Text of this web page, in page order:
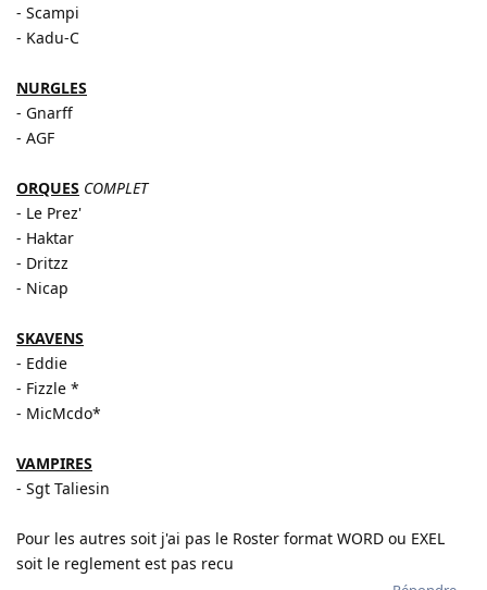
- Scampi
- Kadu-C
NURGLES
- Gnarff
- AGF
ORQUES COMPLET
- Le Prez'
- Haktar
- Dritzz
- Nicap
SKAVENS
- Eddie
- Fizzle *
- MicMcdo*
VAMPIRES
- Sgt Taliesin
Pour les autres soit j'ai pas le Roster format WORD ou EXEL
soit le reglement est pas recu